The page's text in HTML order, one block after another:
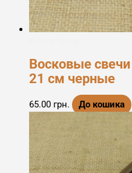
Восковые свечи
21 см черные
65.00 грн. До кошика